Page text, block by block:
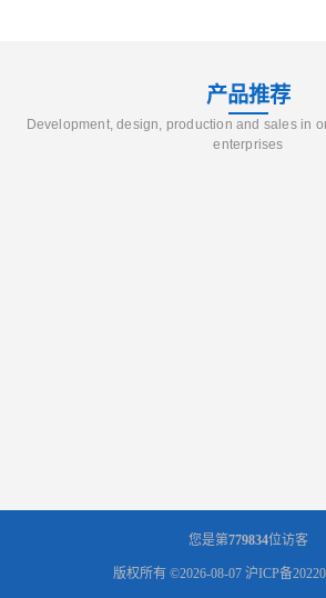
产品推荐
Development, design, production and sales in
enterprises
您是第779834位访客
版权所有 ©2026-08-07 沪ICP备